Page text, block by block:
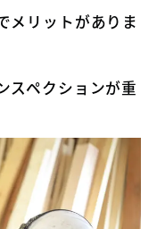
メリットがありま
スペクションが重